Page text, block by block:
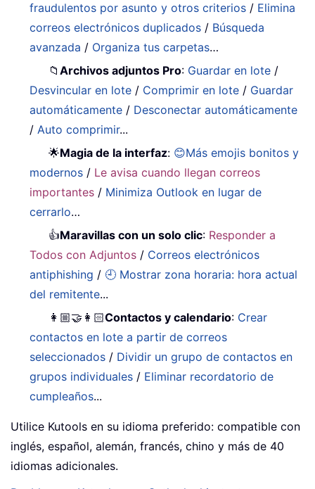
fraudulentos por asunto y otros criterios / Elimina
correos electrónicos duplicados / Búsqueda
avanzada / Organiza tus carpetas…
📁Archivos adjuntos Pro: Guardar en lote /
Desvincular en lote / Comprimir en lote / Guardar
automáticamente / Desconectar automáticamente
/Auto comprimir...
🌟Magia de la interfaz: 😊Más emojis bonitos y
modernos / Le avisa cuando llegan correos
importantes / Minimiza Outlook en lugar de
cerrarlo…
👍Maravillas con un solo clic: Responder a
Todos con Adjuntos / Correos electrónicos
antiphishing / 🕘 Mostrar zona horaria: hora actual
del remitente...
👩🏼‍🤝‍👩🏻Contactos y calendario: Crear
contactos en lote a partir de correos
seleccionados / Dividir un grupo de contactos en
grupos individuales / Eliminar recordatorio de
cumpleaños...
Utilice Kutools en su idioma preferido: compatible con
inglés, español, alemán, francés, chino y más de 40
idiomas adicionales.